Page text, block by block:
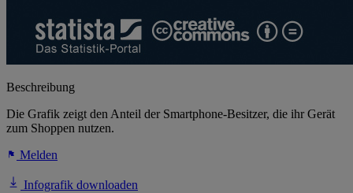
Beschreibung
Die Grafik zeigt den Anteil der Smartphone-Besitzer, die ihr Gerät
zum Shoppen nutzen.
Melden
Infografik downloaden